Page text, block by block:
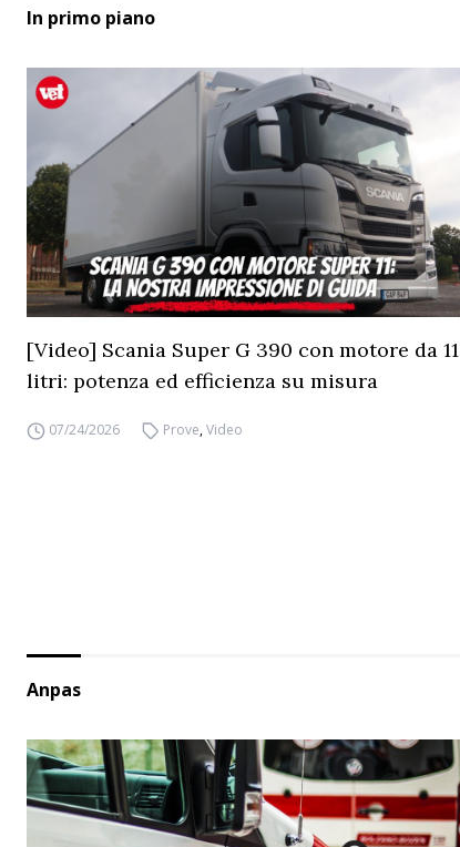
In primo piano
[Video] Scania Super G 390 con motore da 11
litri: potenza ed efficienza su misura
07/24/2026 Prove,Video
Anpas